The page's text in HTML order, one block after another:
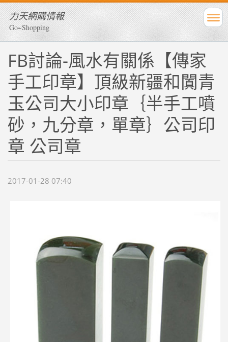
力天網購情報
Go~Shopping
FB討論-風水有關係【傳家
手工印章】頂級新疆和闐青
玉公司大小印章｛半手工噴
砂，九分章，單章｝公司印
章 公司章
2017-01-28 07:40